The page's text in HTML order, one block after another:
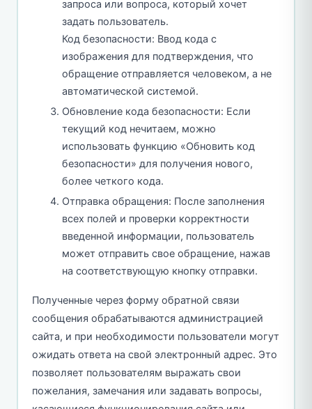
запроса или вопроса, который хочет
задать пользователь.
Код безопасности: Ввод кода с
изображения для подтверждения, что
обращение отправляется человеком, а не
автоматической системой.
Обновление кода безопасности: Если
текущий код нечитаем, можно
использовать функцию «Обновить код
безопасности» для получения нового,
более четкого кода.
Отправка обращения: После заполнения
всех полей и проверки корректности
введенной информации, пользователь
может отправить свое обращение, нажав
на соответствующую кнопку отправки.
Полученные через форму обратной связи
сообщения обрабатываются администрацией
сайта, и при необходимости пользователи могут
ожидать ответа на свой электронный адрес. Это
позволяет пользователям выражать свои
пожелания, замечания или задавать вопросы,